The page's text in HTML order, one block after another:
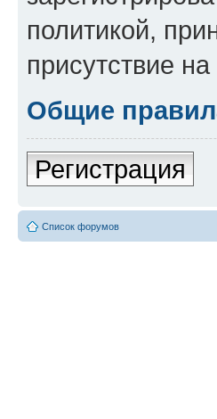
политикой,
присутствие
Общие
Регистрация
Список форумов